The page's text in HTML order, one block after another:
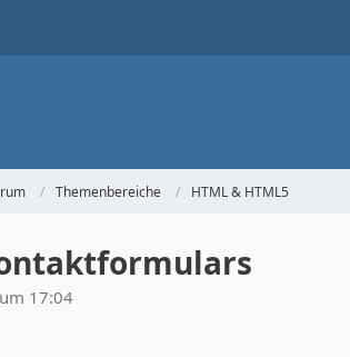
Themenbereiche HTML & HTML5
17:04